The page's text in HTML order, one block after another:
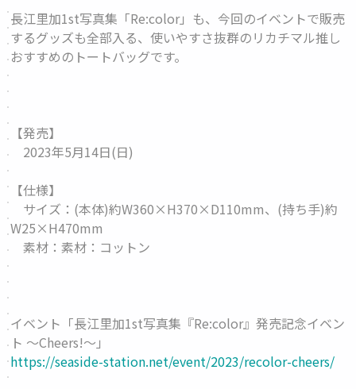
長江里加1st写真集「Re:color」も、今回のイベントで販売
するグッズも全部入る、使いやすさ抜群のリカチマル推し
おすすめのトートバッグです。
【発売】
2023年5月14日(日)
【仕様】
サイズ：(本体)約W360×H370×D110mm、(持ち手)約
W25×H470mm
素材：素材：コットン
イベント「長江里加1st写真集『Re:color』発売記念イベン
ト 〜Cheers!〜」
https://seaside-station.net/event/2023/recolor-cheers/